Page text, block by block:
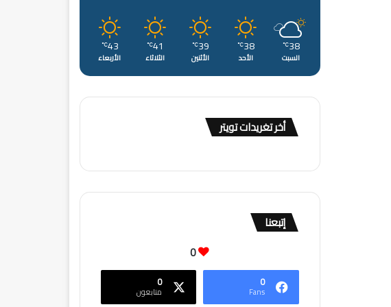
38
℃
السبت
38
℃
الأحد
39
℃
الأثنين
41
℃
الثلاثاء
43
℃
الأربعاء
أخر تغريدات تويتر
إتبعنا
0
0
Fans
0
متابعون